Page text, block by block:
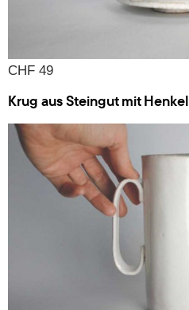
CHF 49
Krug aus Steingut mit Henkel